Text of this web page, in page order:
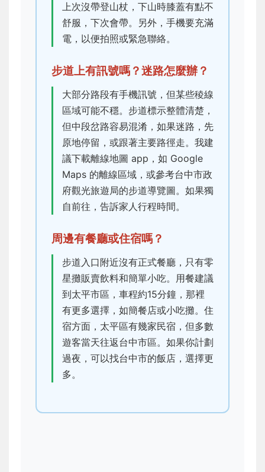
上次沒帶登山杖，下山時膝蓋有點不
舒服，下次會帶。另外，手機要充滿
電，以便拍照或緊急聯絡。
步道上有訊號嗎？迷路怎麼辦？
大部分路段有手機訊號，但某些稜線
區域可能不穩。步道標示整體清楚，
但中段岔路容易混淆，如果迷路，先
原地停留，或跟著主要路徑走。我建
議下載離線地圖 app，如 Google
Maps 的離線區域，或參考台中市政
府觀光旅遊局的步道導覽圖。如果獨
自前往，告訴家人行程時間。
周邊有餐廳或住宿嗎？
步道入口附近沒有正式餐廳，只有零
星攤販賣飲料和簡單小吃。用餐建議
到太平市區，車程約15分鐘，那裡
有更多選擇，如簡餐店或小吃攤。住
宿方面，太平區有幾家民宿，但多數
遊客當天往返台中市區。如果你計劃
過夜，可以找台中市的飯店，選擇更
多。